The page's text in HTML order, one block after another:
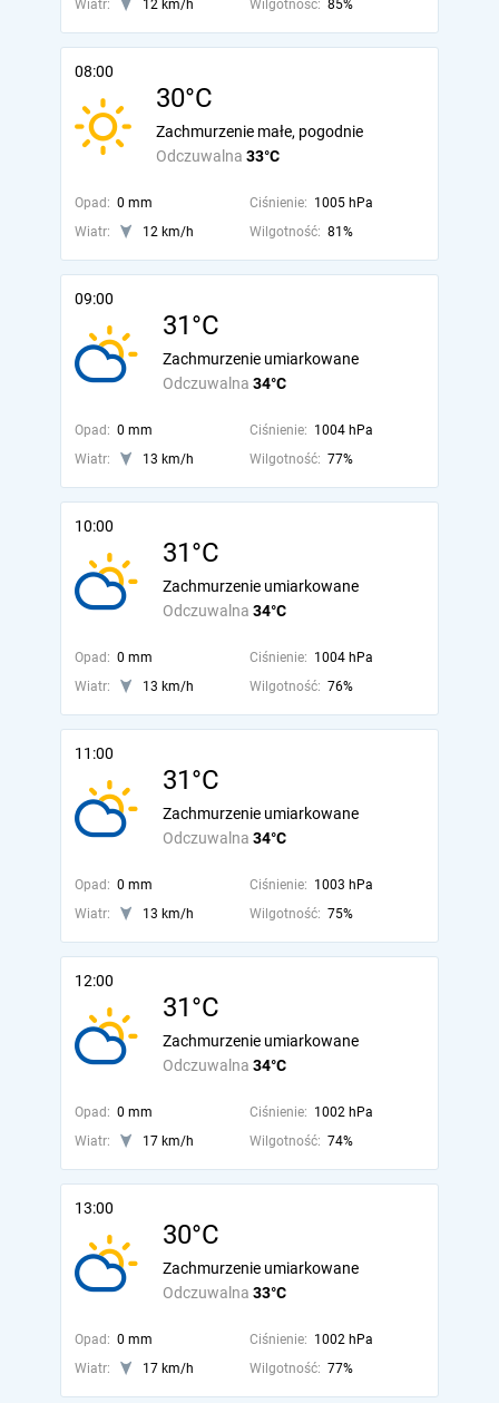
Wiatr: 12 km/h Wilgotność: 85%
08:00
30°C
Odczuwalna 33°C
Zachmurzenie małe, pogodnie
Opad: 0 mm Ciśnienie: 1005 hPa
Wiatr:
12 km/h Wilgotność: 81%
09:00
31°C
Odczuwalna 34°C
Zachmurzenie umiarkowane
Opad: 0 mm Ciśnienie: 1004 hPa
Wiatr:
13 km/h Wilgotność: 77%
10:00
31°C
Odczuwalna 34°C
Zachmurzenie umiarkowane
Opad: 0 mm Ciśnienie: 1004 hPa
Wiatr:
13 km/h Wilgotność: 76%
11:00
31°C
Odczuwalna 34°C
Zachmurzenie umiarkowane
Opad: 0 mm Ciśnienie: 1003 hPa
Wiatr:
13 km/h Wilgotność: 75%
12:00
31°C
Odczuwalna 34°C
Zachmurzenie umiarkowane
Opad: 0 mm Ciśnienie: 1002 hPa
Wiatr:
17 km/h Wilgotność: 74%
13:00
30°C
Odczuwalna 33°C
Zachmurzenie umiarkowane
Opad: 0 mm Ciśnienie: 1002 hPa
Wiatr:
17 km/h Wilgotność: 77%